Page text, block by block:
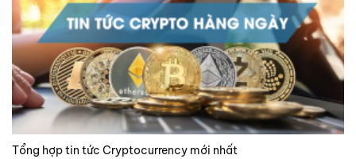
Tổng hợp tin tức Cryptocurrency mới nhất